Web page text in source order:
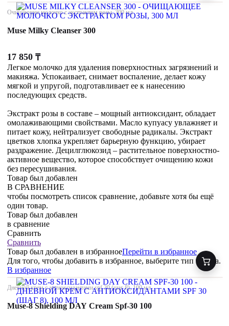
Очищающее молочко с экстрактом розы, 300 мл
Muse Milky Cleanser 300
17 850 ₸
Легкое молочко для удаления поверхностных загрязнений и
макияжа. Успокаивает, снимает воспаление, делает кожу
мягкой и упругой, подготавливает ее к нанесению
последующих средств.
Экстракт розы в составе – мощный антиоксидант, обладает
омолаживающими свойствами. Масло купуасу увлажняет и
питает кожу, нейтрализует свободные радикалы. Экстракт
цветков хлопка укрепляет барьерную функцию, убирает
раздражение. Децилглюкозид – растительное поверхностно-
активное вещество, которое способствует очищению кожи
без пересушивания.
Товар был добавлен
В СРАВНЕНИЕ
чтобы посмотреть список сравнение, добавьте хотя бы ещё
один товар.
Товар был добавлен
в сравнение
Сравнить
Сравнить
Товар был добавлен в избранноеПерейти в избранное
Для того, чтобы добавить в избранное, выберите тип товара.
В избранное
Дневной крем с антиоксидантами spf 30 (шаг 8), 100 мл
Muse-8 Shielding DAY Cream Spf-30 100